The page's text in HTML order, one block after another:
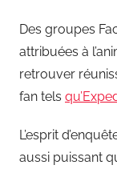
Des groupes
attribuées à
retrouver
fan tels
L’esprit
aussi puissant